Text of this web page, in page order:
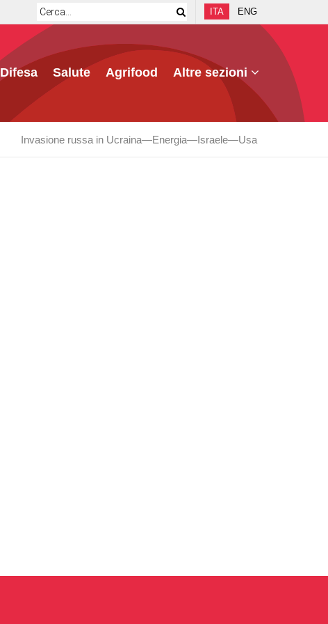
ITA ENG
Difesa Salute Agrifood Altre sezioni
Invasione russa in Ucraina Energia Israele Usa